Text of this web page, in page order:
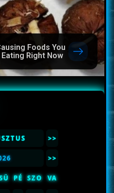
Foods You
Right Now
>>
>>
PÉ SZO VA